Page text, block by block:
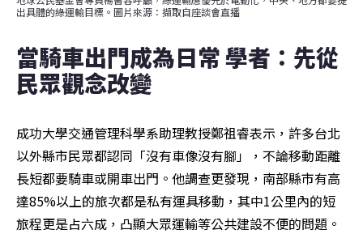
出具體的綠運輸目標。圖片來源：擷取自座談會直播
當騎車出門成為日常 學者：先從
民眾觀念改變
成功大學交通管理科學系助理教授鄭祖睿表示，許多台北
以外縣市民眾都認同「沒有車像沒有腳」，不論移動距離
長短都要騎車或開車出門。他調查更發現，南部縣市有高
達85%以上的旅次都是私有運具移動，其中1公里內的短
旅程更是占六成，凸顯大眾運輸等公共建設不便的問題。